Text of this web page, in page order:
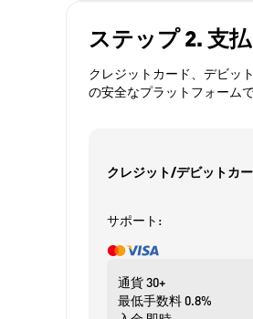
ステップ 2. 支
クレジットカード、デビッ
の安全なプラットフォーム
クレジット/デビットカ
サポート:
通貨30+
最低手数料0.8%